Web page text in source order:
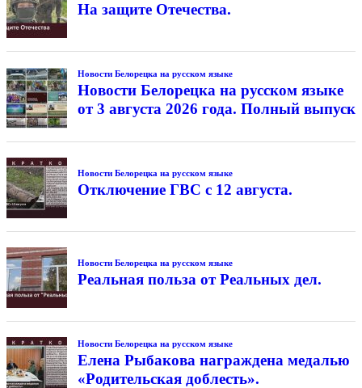
На защите Отечества.
Новости Белорецка на русском языке
Новости Белорецка на русском языке
от 3 августа 2026 года. Полный выпуск
Новости Белорецка на русском языке
Отключение ГВС с 12 августа.
Новости Белорецка на русском языке
Реальная польза от Реальных дел.
Новости Белорецка на русском языке
Елена Рыбакова награждена медалью
«Родительская доблесть».